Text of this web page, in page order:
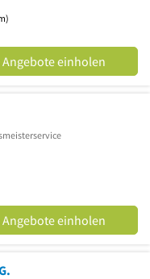
Angebote einholen
Angebote einholen